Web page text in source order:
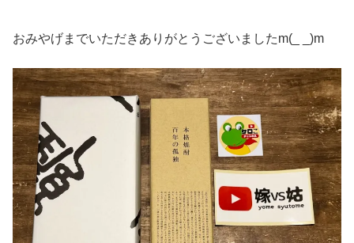
おみやげまでいただきありがとうございましたm(_ _)m